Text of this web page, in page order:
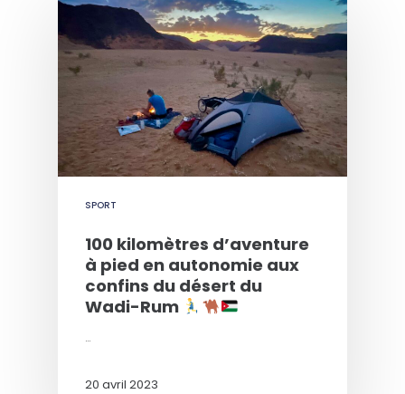
SPORT
100 kilomètres d’aventure
à pied en autonomie aux
confins du désert du
Wadi-Rum
…
20 avril 2023